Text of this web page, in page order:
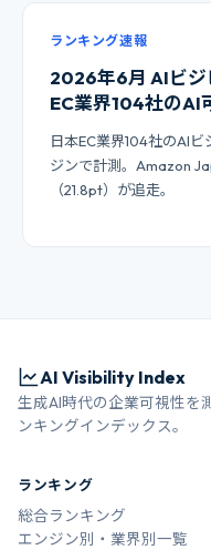
ランキング速報
2026年6月 AIビ
EC業界104社のAI
日本EC業界104社のAI
ジンで計測。Amazon
（21.8pt）が追走。
AI Visibility Index
生成AI時代の企業可視性を
ンキングインデックス。
ランキング
総合ランキング
エンジン別・業界別一覧